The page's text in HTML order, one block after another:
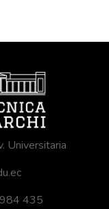
Universitaria
435